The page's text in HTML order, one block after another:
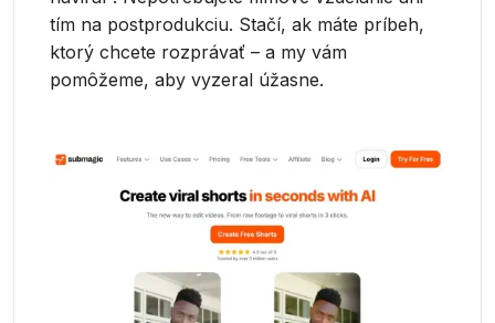
tím na postprodukciu. Stačí, ak máte príbeh,
ktorý chcete rozprávať – a my vám
pomôžeme, aby vyzeral úžasne.